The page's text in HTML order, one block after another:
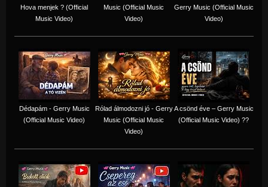
Hova menjek ? (Official
Music Video)
Music (Official Music
Video)
Gerry Music (Official Music
Video)
Dédapám - Gerry Music
(Official Music Video)
Rólad álmodozni jó - Gerry
Music (Official Music
Video)
A csönd éve – Gerry Music
(Official Music Video) ??